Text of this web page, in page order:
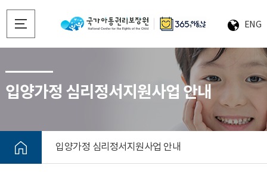
ENG
입양가정 심리정서지원사업 안내
입양가정 심리정서지원사업 안내